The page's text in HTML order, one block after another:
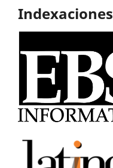
Indexaciones